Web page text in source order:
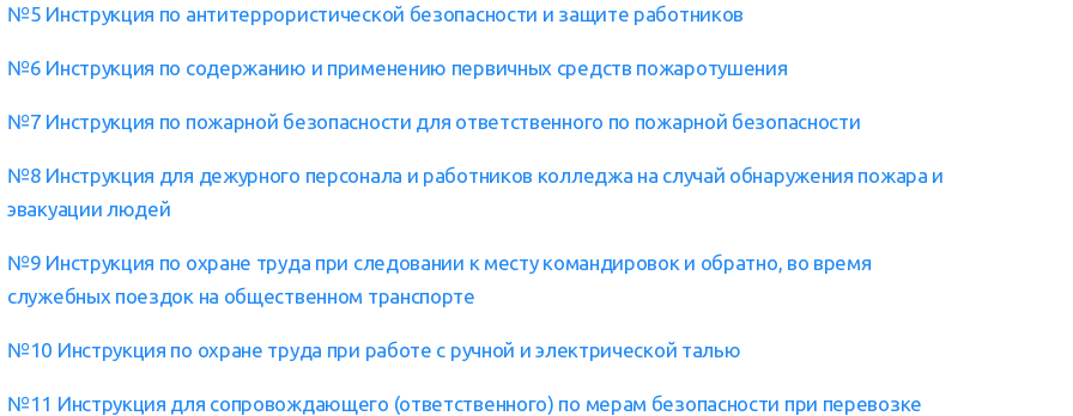
№5 Инструкция по антитеррористической безопасности и защите работников
№6 Инструкция по содержанию и применению первичных средств пожаротушения
№7 Инструкция по пожарной безопасности для ответственного по пожарной безопасности
№8 Инструкция для дежурного персонала и работников колледжа на случай обнаружения пожара и
эвакуации людей
№9 Инструкция по охране труда при следовании к месту командировок и обратно, во время
служебных поездок на общественном транспорте
№10 Инструкция по охране труда при работе с ручной и электрической талью
№11 Инструкция для сопровождающего (ответственного) по мерам безопасности при перевозке